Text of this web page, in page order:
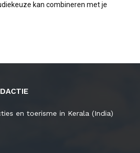
kan combineren met je
en toerisme in Kerala (India)